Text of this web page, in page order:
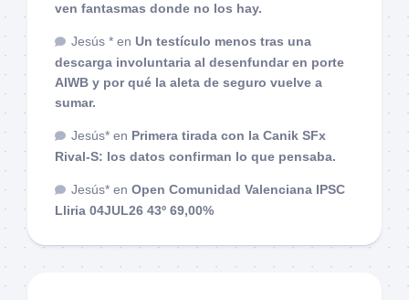
ven fantasmas donde no los hay.
Jesús * en Un testículo menos tras una
descarga involuntaria al desenfundar en porte
AIWB y por qué la aleta de seguro vuelve a
sumar.
Jesús* en Primera tirada con la Canik SFx
Rival-S: los datos confirman lo que pensaba.
Jesús* en Open Comunidad Valenciana IPSC
Lliria 04JUL26 43º 69,00%